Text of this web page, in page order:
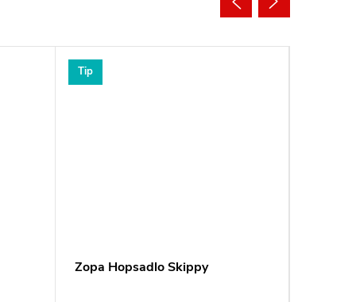
Tip
Zopa Hopsadlo Skippy